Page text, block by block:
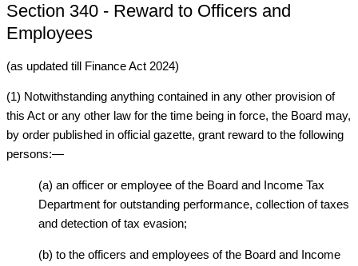
Section 340 - Reward to Officers and
Employees
(as updated till Finance Act 2024)
(1) Notwithstanding anything contained in any other provision of
this Act or any other law for the time being in force, the Board may,
by order published in official gazette, grant reward to the following
persons:—
(a) an officer or employee of the Board and Income Tax
Department for outstanding performance, collection of taxes
and detection of tax evasion;
(b) to the officers and employees of the Board and Income